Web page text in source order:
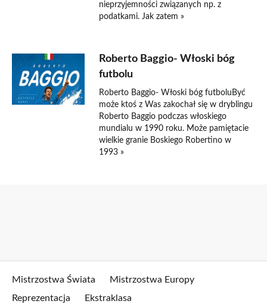
nieprzyjemności związanych np. z
podatkami. Jak zatem »
Roberto Baggio- Włoski bóg
futbolu
Roberto Baggio- Włoski bóg futboluByć
może ktoś z Was zakochał się w dryblingu
Roberto Baggio podczas włoskiego
mundialu w 1990 roku. Może pamiętacie
wielkie granie Boskiego Robertino w
1993 »
Mistrzostwa Świata
Mistrzostwa Europy
Reprezentacja
Ekstraklasa